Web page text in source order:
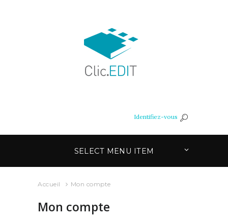
Identifiez-vous
SELECT MENU ITEM
Accueil Mon compte
Mon compte